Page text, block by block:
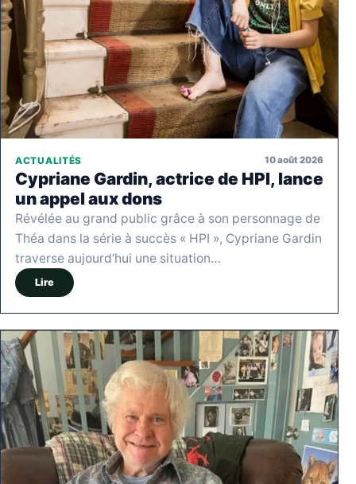
ACTUALITÉS 10 août 2026
Cypriane Gardin, actrice de HPI, lance
un appel aux dons
Révélée au grand public grâce à son personnage de
Théa dans la série à succès « HPI », Cypriane Gardin
traverse aujourd’hui une situation…
Lire